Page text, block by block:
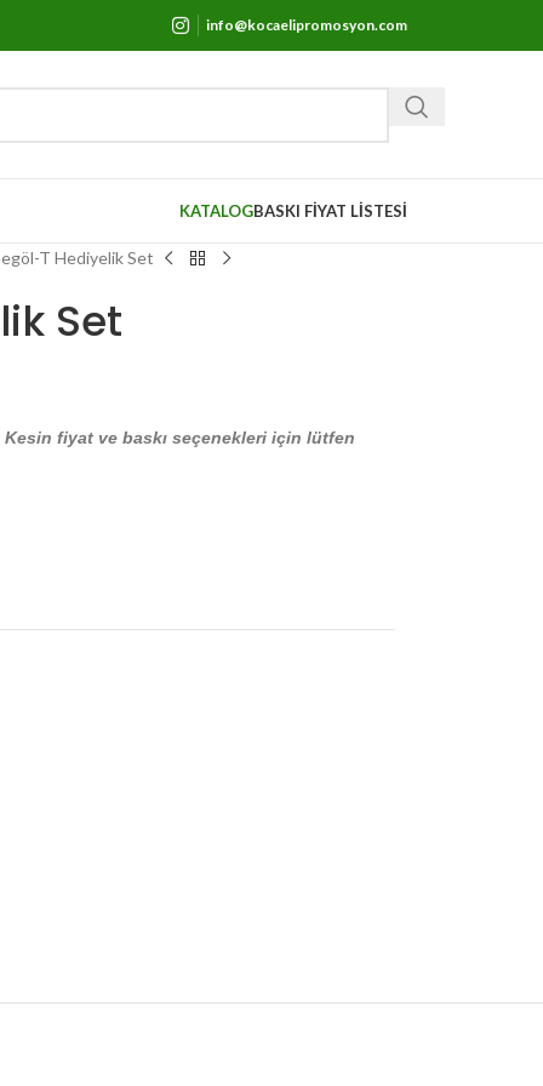
info@kocaelipromosyon.com
KATALOGBASKI FİYAT LİSTESİ
T Hediyelik Set
Set
Kesin fiyat ve baskı seçenekleri için lütfen